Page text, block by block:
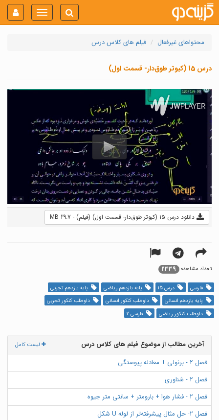
Toggle
navigation
محتواهای غیرفعال فیلم های کلاس درس
درس 15 (کبوتر طوق‌دار- قسمت اول)
دانلود درس 15 (کبوتر طوق‌دار- قسمت اول) (فیلم) - 29.7 MB
تعداد مشاهده 2339
فارسی درس 15 پایه یازدهم ریاضی
پایه یازدهم تجربی
پایه یازدهم انسانی
داوطلب کنکور انسانی
داوطلب کنکور تجربی
داوطلب کنکور ریاضی
فارسی 2
لیست کامل
آخرین مطالب از موضوع فیلم های کلاس درس
فصل 2 - برنولی + معادله پیوستگی
فصل 2 - شناوری
فصل 2 - فشار هوا + بارومتر + سانتی متر جیوه
فصل 2- حل مثال پیشرفته‌تر از لوله U شکل